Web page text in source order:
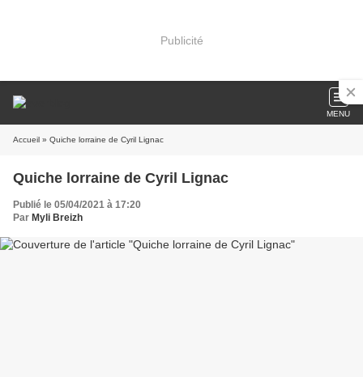
Publicité
MENU
Accueil » Quiche lorraine de Cyril Lignac
Quiche lorraine de Cyril Lignac
Publié le 05/04/2021 à 17:20
Par Myli Breizh